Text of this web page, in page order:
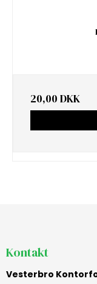
20,00 DKK
Kontakt
Vesterbro